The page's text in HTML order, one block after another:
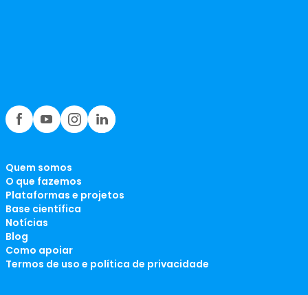
Quem somos
O que fazemos
Plataformas e projetos
Base científica
Notícias
Blog
Como apoiar
Termos de uso e política de privacidade